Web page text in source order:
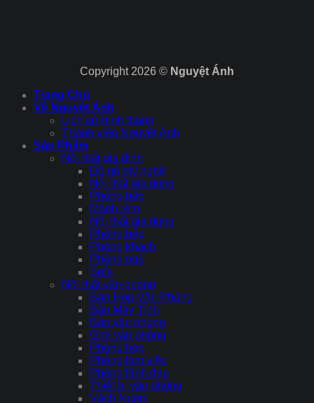
Copyright 2026 © Nguyệt Ánh
Trang Chủ
Về Nguyệt Ánh
Lịch sử hình thành
Thành viên Nguyệt Ánh
Sản Phẩm
Nội thất gia đình
Đồ gỗ mỹ nghệ
Nội thất gia dụng
Phòng bếp
Mành rèm
Nội thất gia dụng
Phòng bếp
Phòng khách
Phòng ngủ
Sofa
Nội thất văn phòng
Bàn Họp Văn Phòng
Bàn Máy Tính
Bàn văn phòng
Ghế văn phòng
Phòng họp
Phòng làm việc
Phòng lãnh đạo
Thiết bị văn phòng
Vách Ngăn